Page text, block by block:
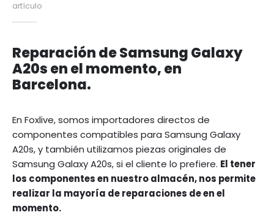
artículo
Reparación de Samsung Galaxy
A20s en el momento, en
Barcelona.
En Foxlive, somos importadores directos de
componentes compatibles para Samsung Galaxy
A20s, y también utilizamos piezas originales de
Samsung Galaxy A20s, si el cliente lo prefiere. El tener
los componentes en nuestro almacén, nos permite
realizar la mayoría de reparaciones de en el
momento.